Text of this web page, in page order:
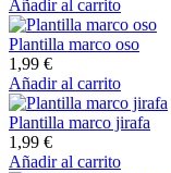
Añadir al carrito
Plantilla marco oso
1,99 €
Añadir al carrito
Plantilla marco jirafa
1,99 €
Añadir al carrito